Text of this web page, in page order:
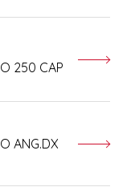
250 CAP
ANG.DX